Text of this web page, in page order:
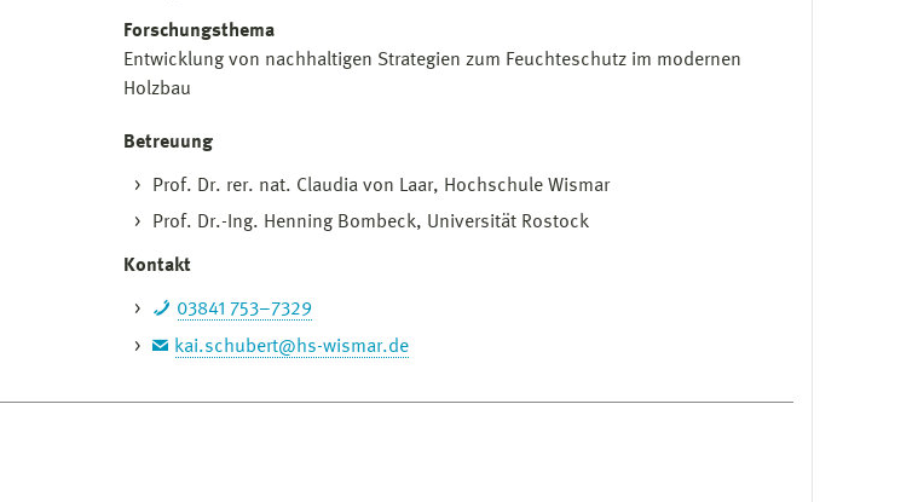
Forschungsthema
Entwicklung von nachhaltigen Strategien zum Feuchteschutz im modernen
Holzbau
Betreuung
Prof. Dr. rer. nat. Claudia von Laar, Hochschule Wismar
Prof. Dr.-Ing. Henning Bombeck, Universität Rostock
Kontakt
03841 753–7329
kai.schubert@hs-wismar.de